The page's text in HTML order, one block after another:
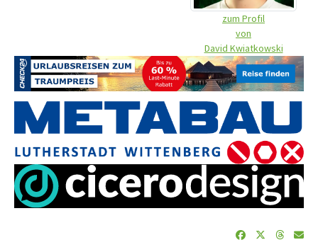
zum Profil
von
David Kwiatkowski